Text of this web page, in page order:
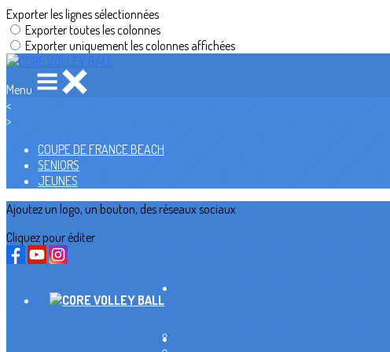
Exporter les lignes sélectionnées
Exporter toutes les colonnes
Exporter uniquement les colonnes affichées
Menu
<
>
COUPE DE FRANCE BEACH
SENIORS
JEUNES
Ajoutez un logo, un bouton, des réseaux sociaux
Cliquez pour éditer